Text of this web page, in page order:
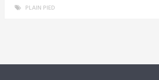
PLAIN PIED